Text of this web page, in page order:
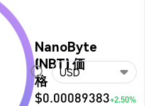
NanoByte
(NBT) 価
格
$0.00089383+2.50%
USD